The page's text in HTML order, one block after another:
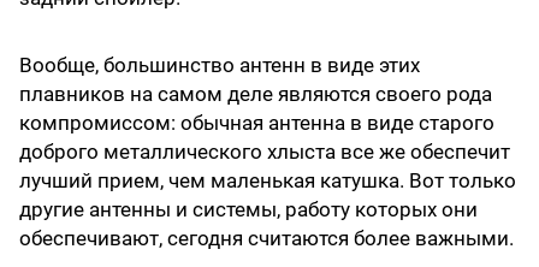
Вообще, большинство антенн в виде этих
плавников на самом деле являются своего рода
компромиссом: обычная антенна в виде старого
доброго металлического хлыста все же обеспечит
лучший прием, чем маленькая катушка. Вот только
другие антенны и системы, работу которых они
обеспечивают, сегодня считаются более важными.